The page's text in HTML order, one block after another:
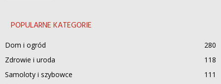
POPULARNE KATEGORIE
Dom i ogród
280
Zdrowie i uroda
118
Samoloty i szybowce
111